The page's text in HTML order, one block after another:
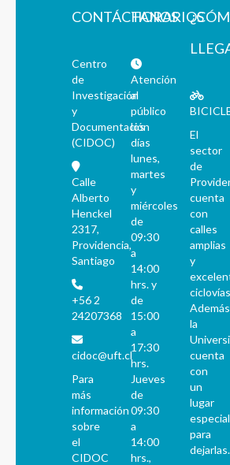
CONTÁCTANOS
Centro
de
Investigación
y
Documentación
(CIDOC)
Calle
Alberto
Henckel
2317,
Providencia,
Santiago
+56 2
24207368
cidoc@uft.cl
Para
más
información
sobre
el
CIDOC
HORARIOS
Atención
al
público
los
días
lunes,
martes
y
miércoles
de
09:30
a
14:00
hrs. y
de
15:00
a
17:30
hrs.
Jueves
de
09:30
a
14:00
hrs.,
El
sector
de
cuenta
con
calles
amplias
y
la
cuenta
con
un
lugar
especial
para
dejarlas.